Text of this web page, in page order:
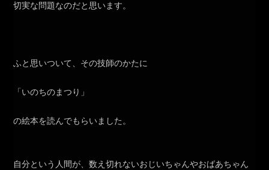
切実な問題なのだと思います。
ふと思いついて、その技師のかたに
「いのちのまつり」
の絵本を読んでもらいました。
自分という人間が、数え切れないおじいちゃんやおばあちゃん